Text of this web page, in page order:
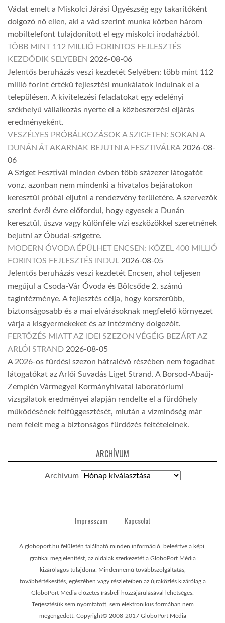
Vádat emelt a Miskolci Járási Ügyészség egy takarítóként
dolgozó nő ellen, aki a vád szerint munka közben három
mobiltelefont tulajdonított el egy miskolci irodaházból.
TÖBB MINT 112 MILLIÓ FORINTOS FEJLESZTÉS
KEZDŐDIK SELYEBEN 2026-08-06
Jelentős beruházás veszi kezdetét Selyében: több mint 112
millió forint értékű fejlesztési munkálatok indulnak el a
településen. A kivitelezési feladatokat egy edelényi
székhelyű vállalkozás nyerte el a közbeszerzési eljárás
eredményeként.
VESZÉLYES PRÓBÁLKOZÁSOK A SZIGETEN: SOKAN A
DUNÁN ÁT AKARNAK BEJUTNI A FESZTIVÁLRA 2026-08-
06
A Sziget Fesztivál minden évben több százezer látogatót
vonz, azonban nem mindenki a hivatalos bejáratokon
keresztül próbál eljutni a rendezvény területére. A szervezők
szerint évről évre előfordul, hogy egyesek a Dunán
keresztül, úszva vagy különféle vízi eszközökkel szeretnének
bejutni az Óbudai-szigetre.
MODERN ÓVODA ÉPÜLHET ENCSEN: KÖZEL 400 MILLIÓ
FORINTOS FEJLESZTÉS INDUL 2026-08-05
Jelentős beruházás veszi kezdetét Encsen, ahol teljesen
megújul a Csoda-Vár Óvoda és Bölcsőde 2. számú
tagintézménye. A fejlesztés célja, hogy korszerűbb,
biztonságosabb és a mai elvárásoknak megfelelő környezet
várja a kisgyermekeket és az intézmény dolgozóit.
FERTŐZÉS MIATT AZ IDEI SZEZON VÉGÉIG BEZÁRT AZ
ARLÓI STRAND 2026-08-05
A 2026-os fürdési szezon hátralévő részében nem fogadhat
látogatókat az Arlói Suvadás Liget Strand. A Borsod-Abaúj-
Zemplén Vármegyei Kormányhivatal laboratóriumi
vizsgálatok eredményei alapján rendelte el a fürdőhely
működésének felfüggesztését, miután a vízminőség már
nem felelt meg a biztonságos fürdőzés feltételeinek.
ARCHÍVUM
Archívum
Impresszum Kapcsolat
A globoport.hu felületén található minden információ, beleértve a képi,
grafikai megjelenítést, az oldalak szerkezetét a GloboPort Média
kizárólagos tulajdona. Mindennemű továbbszolgáltatás,
továbbértékesítés, egészében vagy részleteiben az újraközlés kizárólag a
GloboPort Média előzetes írásbeli hozzájárulásával lehetséges.
Terjesztésük sem nyomtatott, sem elektronikus formában nem
megengedett. Copyright© 2008-2017 GloboPort Média